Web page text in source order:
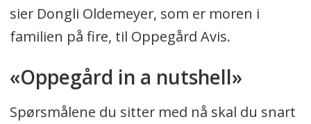
sier Dongli Oldemeyer, som er moren i
familien på fire, til Oppegård Avis.
«Oppegård in a nutshell»
Spørsmålene du sitter med nå skal du snart